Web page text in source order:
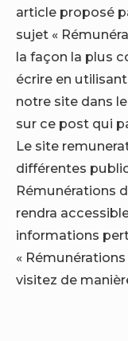
article proposé
sujet «
la façon la plus
écrire en
notre site dans
sur ce post qui
Le site
différentes
Rémunérations
rendra
informations
«
visitez de